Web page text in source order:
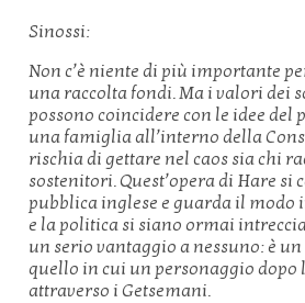
Sinossi:
Non c’è niente di più importante
una raccolta fondi. Ma i valori dei
possono coincidere con le idee del
una famiglia all’interno della
rischia di gettare nel caos sia chi
sostenitori. Quest’opera di Hare si
pubblica inglese e guarda il modo
e la politica si siano ormai
un serio vantaggio a nessuno: è
quello in cui un personaggio dopo
attraverso i Getsemani.